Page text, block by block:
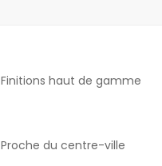
Finitions haut de gamme
Proche du centre-ville